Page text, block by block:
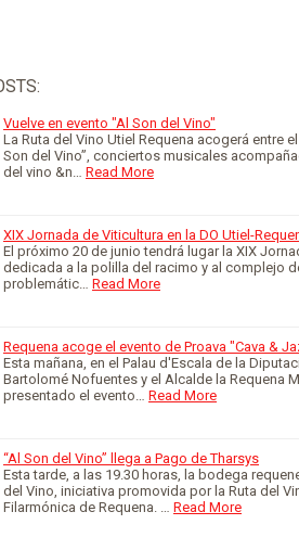
Vuelve en evento "Al Son del Vino"
La Ruta del Vino Utiel Requena acogerá entre
Son del Vino”, conciertos musicales
del vino &n…
Read More
XIX Jornada de Viticultura en la DO Utiel-
El próximo 20 de junio tendrá lugar la XIX
dedicada a la polilla del racimo y al complejo
problemátic…
Read More
Requena acoge el evento de Proava "Cava &
Esta mañana, en el Palau d'Escala de la
Bartolomé Nofuentes y el Alcalde la Requena
presentado el evento…
Read More
“Al Son del Vino” llega a Pago de Tharsys
Esta tarde, a las 19.30 horas, la bodega
del Vino, iniciativa promovida por la Ruta del
Filarmónica de Requena. …
Read More